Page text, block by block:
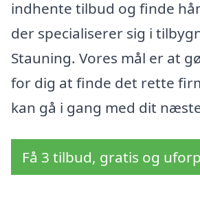
indhente tilbud og finde
der specialiserer sig i
Stauning. Vores mål er at
for dig at finde det rette
kan gå i gang med dit
Få 3 tilbud, gratis og